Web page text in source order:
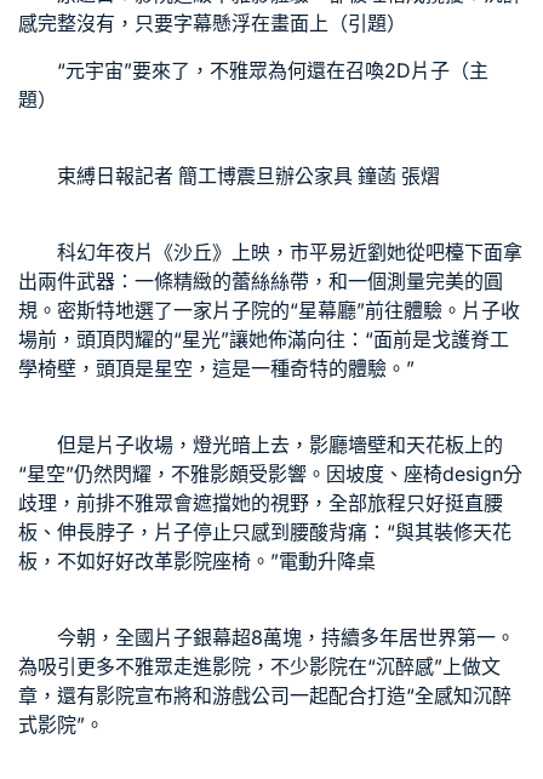
感完整沒有，只要字幕懸浮在畫面上（引題）
“元宇宙”要來了，不雅眾為何還在召喚2D片子（主
題）
束縛日報記者 簡工博震旦辦公家具 鐘菡 張熠
科幻年夜片《沙丘》上映，市平易近劉她從吧檯下面拿
出兩件武器：一條精緻的蕾絲絲帶，和一個測量完美的圓
規。密斯特地選了一家片子院的“星幕廳”前往體驗。片子收
場前，頭頂閃耀的“星光”讓她佈滿向往：“面前是戈護脊工
學椅壁，頭頂是星空，這是一種奇特的體驗。”
但是片子收場，燈光暗上去，影廳墻壁和天花板上的
“星空”仍然閃耀，不雅影頗受影響。因坡度、座椅design分
歧理，前排不雅眾會遮擋她的視野，全部旅程只好挺直腰
板、伸長脖子，片子停止只感到腰酸背痛：“與其裝修天花
板，不如好好改革影院座椅。”電動升降桌
今朝，全國片子銀幕超8萬塊，持續多年居世界第一。
為吸引更多不雅眾走進影院，不少影院在“沉醉感”上做文
章，還有影院宣布將和游戲公司一起配合打造“全感知沉醉
式影院”。